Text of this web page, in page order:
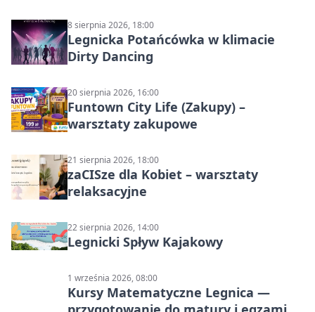
8 sierpnia 2026, 18:00
Legnicka Potańcówka w klimacie
Dirty Dancing
20 sierpnia 2026, 16:00
Funtown City Life (Zakupy) –
warsztaty zakupowe
21 sierpnia 2026, 18:00
zaCISze dla Kobiet – warsztaty
relaksacyjne
22 sierpnia 2026, 14:00
Legnicki Spływ Kajakowy
1 września 2026, 08:00
Kursy Matematyczne Legnica —